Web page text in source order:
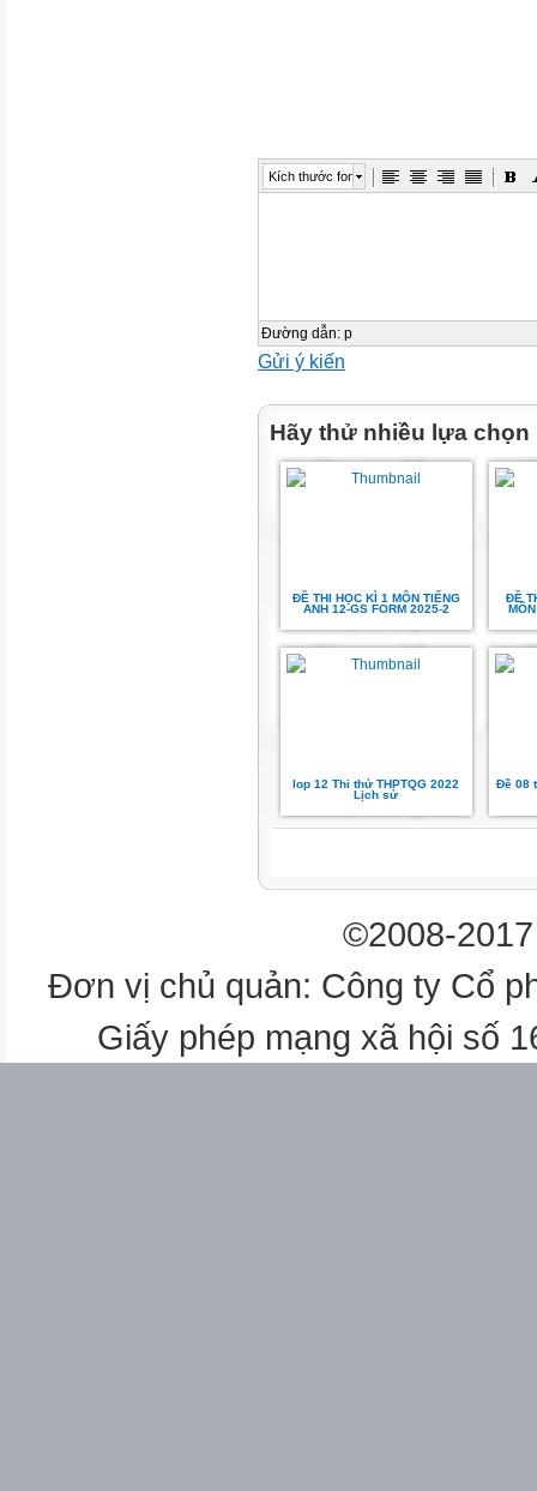
C.
Câu 3. Đạo hàm của hàm số
A.
Kích thước font
Đường dẫn: p
Gửi ý kiến
Hãy thử nhiều lựa chọn
ĐỀ THI HỌC KÌ 1 MÔN TIẾNG
ANH 12-GS FORM 2025-2
ĐỀ
lop 12 Thi thử THPTQG 2022
Lịch sử
Đề 08
©2008-
Đơn vị chủ quản: Công ty Cổ
Giấy phép mạng xã hội số